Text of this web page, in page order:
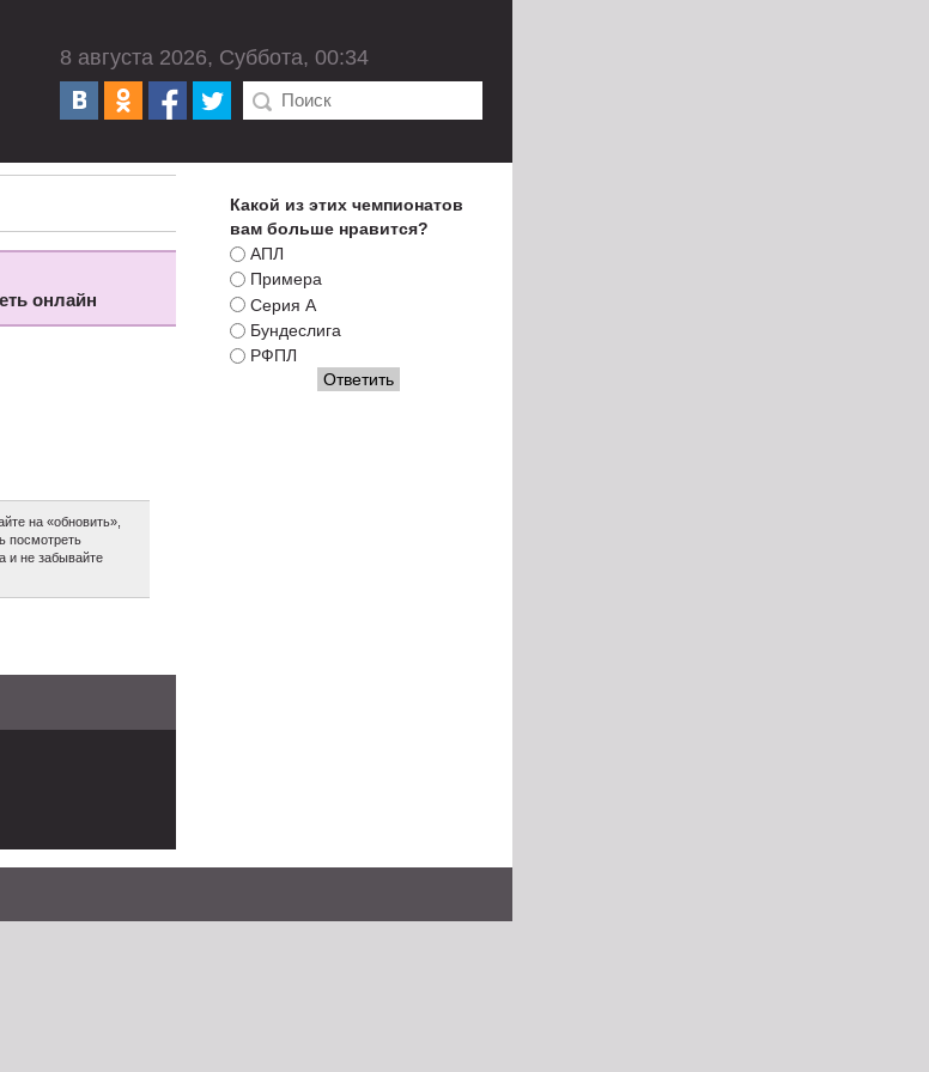
8 августа 2026, Суббота, 00:34
онлайн
на «обновить»,
посмотреть
и не забывайте
Какой из этих чемпионатов
вам больше нравится?
АПЛ
Примера
Серия А
Бундеслига
РФПЛ